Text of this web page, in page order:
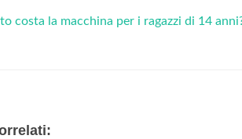
costa la macchina per i ragazzi di 14